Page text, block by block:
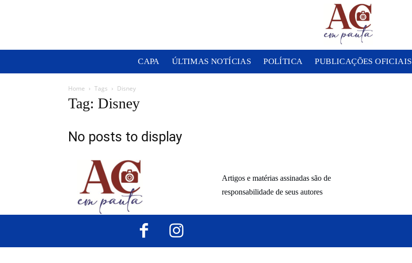
CAPA ÚLTIMAS NOTÍCIAS POLÍTICA PUBLICAÇÕES OFICIAIS
Home Tags Disney
Tag: Disney
No posts to display
Artigos e matérias assinadas são de
responsabilidade de seus autores